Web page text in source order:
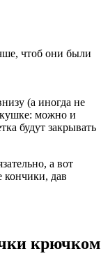
чтоб они были
(а иногда не
можно и
будут закрывать
а вот
дав
крючком